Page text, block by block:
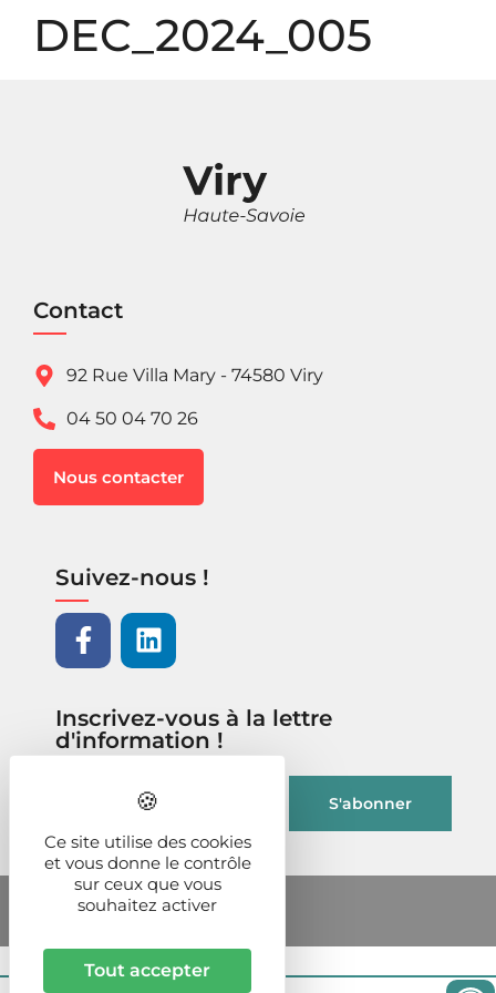
DEC_2024_005
Contact
92 Rue Villa Mary - 74580 Viry
04 50 04 70 26
Nous contacter
Suivez-nous !
Inscrivez-vous à la lettre
d'information !
Ce site utilise des cookies
et vous donne le contrôle
sur ceux que vous
souhaitez activer
Tout accepter